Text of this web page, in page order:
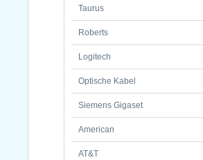
Taurus
Roberts
Logitech
Optische Kabel
Siemens Gigaset
American
AT&T